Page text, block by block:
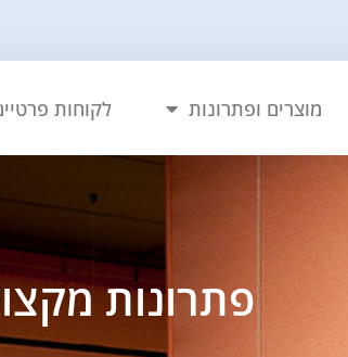
מוצרים ופתרונות לקוחות
פתרונות